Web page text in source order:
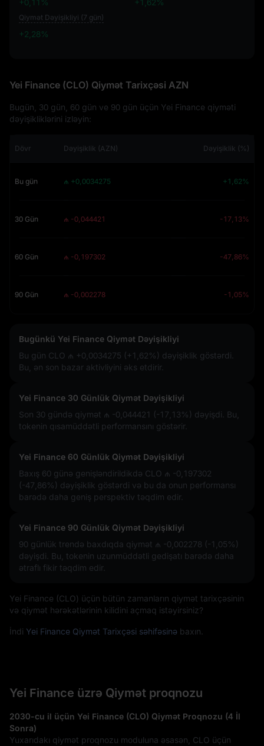
+0,11% +1,62%
Qiymət Dəyişikliyi (7 gün)
+2,28%
Yei Finance (CLO) Qiymət Tarixçəsi AZN
Bugün, 30 gün, 60 gün ve 90 gün üçün Yei Finance qiyməti
dəyişikliklərini izləyin:
Dövr Dəyişiklik (AZN) Dəyişiklik (%)
Bu gün ₼ +0,0034275 +1,62%
30 Gün ₼ -0,044421 -17,13%
60 Gün ₼ -0,197302 -47,86%
90 Gün ₼ -0,002278 -1,05%
Bugünkü Yei Finance Qiymət Dəyişikliyi
Bu gün CLO ₼ +0,0034275 (+1,62%) dəyişiklik göstərdi.
Bu, ən son bazar aktivliyini əks etdirir.
Yei Finance 30 Günlük Qiymət Dəyişikliyi
Son 30 gündə qiymət ₼ -0,044421 (-17,13%) dəyişdi. Bu,
tokenin qısamüddətli performansını göstərir.
Yei Finance 60 Günlük Qiymət Dəyişikliyi
Baxış 60 günə genişləndirildikdə CLO ₼ -0,197302
(-47,86%) dəyişiklik göstərdi və bu da onun performansı
barədə daha geniş perspektiv təqdim edir.
Yei Finance 90 Günlük Qiymət Dəyişikliyi
90 günlük trendə baxdıqda qiymət ₼ -0,002278 (-1,05%)
dəyişdi. Bu, tokenin uzunmüddətli gedişatı barədə daha
ətraflı fikir təqdim edir.
Yei Finance (CLO) üçün bütün zamanların qiymət tarixçəsinin
və qiymət hərəkətlərinin kilidini açmaq istəyirsiniz?
İndi Yei Finance Qiymət Tarixçəsi səhifəsinə baxın.
Yei Finance üzrə Qiymət proqnozu
2030-cu il üçün Yei Finance (CLO) Qiymət Proqnozu (4 İl
Sonra)
Yuxarıdakı qiymət proqnozu moduluna əsasən, CLO üçün